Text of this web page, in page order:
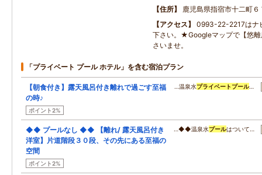
住所
鹿児島県指宿市十二町６
アクセス
0993-22-2217はナ
下さい。★Googleマップで【悠離
さいませ。
「プライベート プール ホテル」を含む宿泊プラン
【朝食付き】露天風呂付き離れで過ごす至福
の時♪
ポイント2%
…温泉水プライベート プール…
◆◆ プールなし ◆◆ 【離れ/ 露天風呂付き
洋室】片道階段３０段、その先にある至福の
空間
ポイント2%
…◆◆温泉水プールはついて…